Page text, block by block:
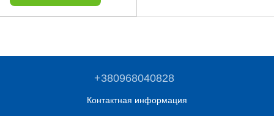
+380968040828
Контактная информация